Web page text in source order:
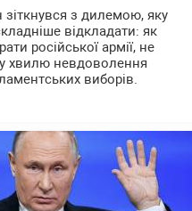
з дилемою, яку
відкладати: як
російської армії, не
хвилю невдоволення
виборів.